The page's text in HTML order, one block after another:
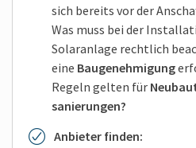
sich bereits vor der
Was muss bei der
Solar­anlage rechtlich
eine Bau­genehmigung
Regeln gelten für
sanierungen?
Anbieter finden: